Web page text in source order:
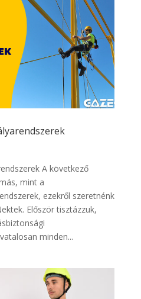
A következő
mint a
ezekről szeretnénk
Először tisztázzuk,
minden...